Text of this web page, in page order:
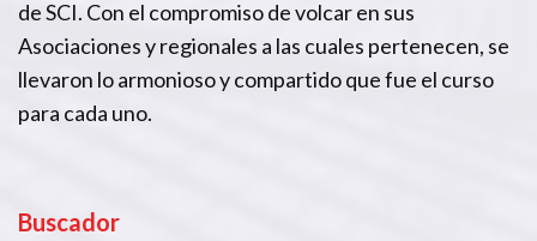
de SCI. Con el compromiso de volcar en sus
Asociaciones y regionales a las cuales pertenecen, se
llevaron lo armonioso y compartido que fue el curso
para cada uno.
Buscador